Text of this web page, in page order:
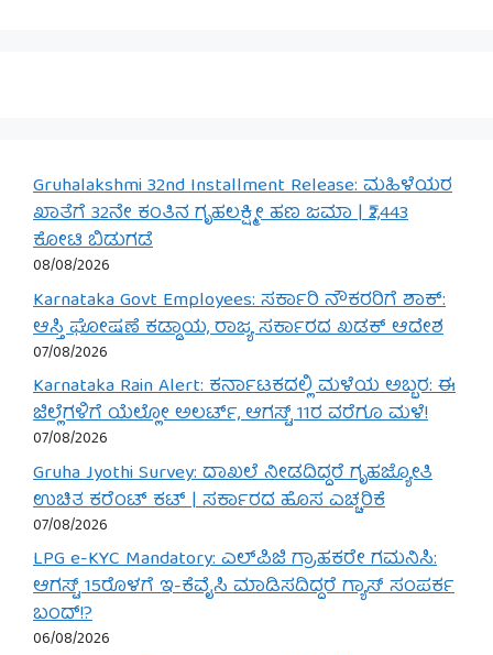
Gruhalakshmi 32nd Installment Release: ಮಹಿಳೆಯರ
ಖಾತೆಗೆ 32ನೇ ಕಂತಿನ ಗೃಹಲಕ್ಷ್ಮೀ ಹಣ ಜಮಾ | ₹2,443
ಕೋಟಿ ಬಿಡುಗಡೆ
08/08/2026
Karnataka Govt Employees: ಸರ್ಕಾರಿ ನೌಕರರಿಗೆ ಶಾಕ್:
ಆಸ್ತಿ ಘೋಷಣೆ ಕಡ್ಡಾಯ, ರಾಜ್ಯ ಸರ್ಕಾರದ ಖಡಕ್ ಆದೇಶ
07/08/2026
Karnataka Rain Alert: ಕರ್ನಾಟಕದಲ್ಲಿ ಮಳೆಯ ಅಬ್ಬರ: ಈ
ಜಿಲ್ಲೆಗಳಿಗೆ ಯೆಲ್ಲೋ ಅಲರ್ಟ್, ಆಗಸ್ಟ್ 11ರ ವರೆಗೂ ಮಳೆ!
07/08/2026
Gruha Jyothi Survey: ದಾಖಲೆ ನೀಡದಿದ್ದರೆ ಗೃಹಜ್ಯೋತಿ
ಉಚಿತ ಕರೆಂಟ್ ಕಟ್ | ಸರ್ಕಾರದ ಹೊಸ ಎಚ್ಚರಿಕೆ
07/08/2026
LPG e-KYC Mandatory: ಎಲ್‌ಪಿಜಿ ಗ್ರಾಹಕರೇ ಗಮನಿಸಿ:
ಆಗಸ್ಟ್ 15ರೊಳಗೆ ಇ-ಕೆವೈಸಿ ಮಾಡಿಸದಿದ್ದರೆ ಗ್ಯಾಸ್ ಸಂಪರ್ಕ
ಬಂದ್!?
06/08/2026